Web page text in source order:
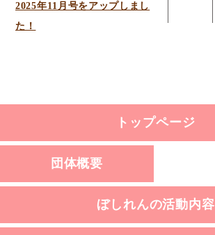
2025年11月号をアップしまし
た！
トップページ
団体概要
ぼしれんの活動内容